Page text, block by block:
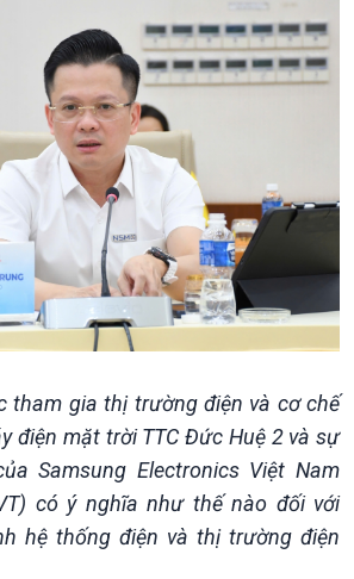
tham gia thị trường điện và cơ chế
điện mặt trời TTC Đức Huệ 2 và sự
Samsung Electronics Việt Nam
có ý nghĩa như thế nào đối với
hệ thống điện và thị trường điện